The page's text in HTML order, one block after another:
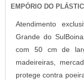
informações, basta
EMPÓRIO DO
Atendimento
Grande do
com 50 cm de
madeireiras,
protege contra